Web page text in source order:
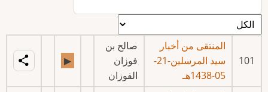
101
المنتقى من أخبار
سيد المرسلين-21-
05-1438هـ
صالح بن
فوزان
الفوزان
▶